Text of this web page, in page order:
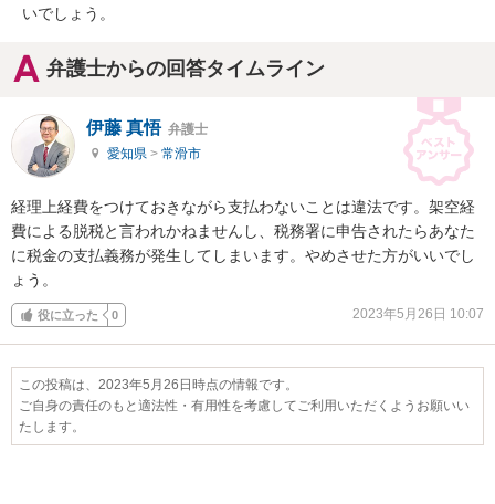
いでしょう。
弁護士からの回答タイムライン
伊藤 真悟 弁護士
愛知県 > 常滑市
経理上経費をつけておきながら支払わないことは違法です。架空経
費による脱税と言われかねませんし、税務署に申告されたらあなた
に税金の支払義務が発生してしまいます。やめさせた方がいいでし
ょう。
役に立った 0 2023年5月26日 10:07
この投稿は、2023年5月26日時点の情報です。
ご自身の責任のもと適法性・有用性を考慮してご利用いただくようお願いい
たします。